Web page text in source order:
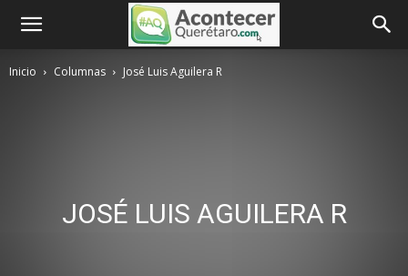
Inicio Columnas José Luis Aguilera R
JOSÉ LUIS AGUILERA R